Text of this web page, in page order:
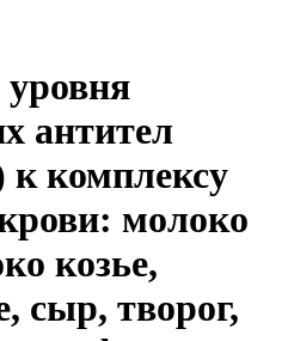
уровня
антител
к комплексу
молоко
козье,
сыр, творог,